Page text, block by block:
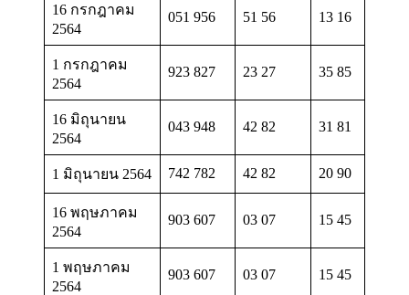
16 กรกฎาคม
2564
051 956 51 56 13 16
1 กรกฎาคม
2564
923 827 23 27 35 85
16 มิถุนายน
2564
043 948 42 82 31 81
1 มิถุนายน 2564 742 782 42 82 20 90
16 พฤษภาคม
2564
903 607 03 07 15 45
1 พฤษภาคม
2564
903 607 03 07 15 45